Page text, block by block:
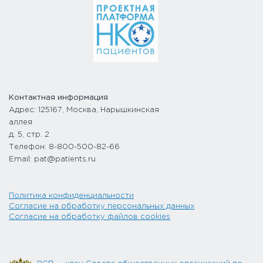
Контактная информация
Адрес: 125167, Москва, Нарышкинская
аллея
д. 5, стр. 2
Телефон: 8-800-500-82-66
Email: pat@patients.ru
Политика конфиденциальности
Согласие на обработку персональных данных
Согласие на обработку файлов cookies